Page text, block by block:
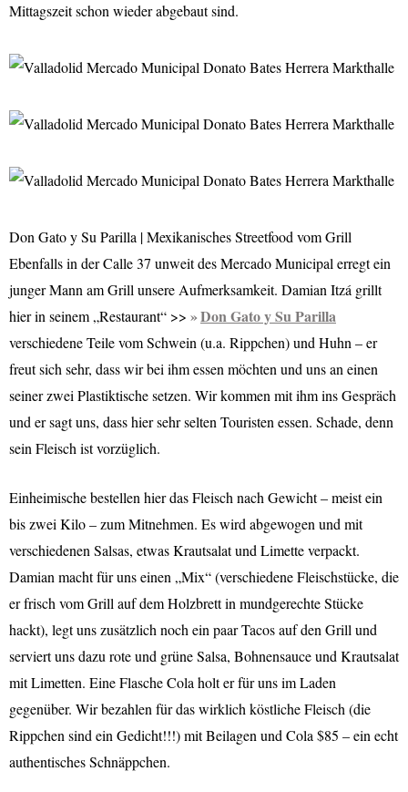
Mittagszeit schon wieder abgebaut sind.
Don Gato y Su Parilla | Mexikanisches Streetfood vom Grill
Ebenfalls in der Calle 37 unweit des Mercado Municipal erregt ein
junger Mann am Grill unsere Aufmerksamkeit. Damian Itzá grillt
hier in seinem „Restaurant“ >>
Don Gato y Su Parilla
verschiedene Teile vom Schwein (u.a. Rippchen) und Huhn – er
freut sich sehr, dass wir bei ihm essen möchten und uns an einen
seiner zwei Plastiktische setzen. Wir kommen mit ihm ins Gespräch
und er sagt uns, dass hier sehr selten Touristen essen. Schade, denn
sein Fleisch ist vorzüglich.
Einheimische bestellen hier das Fleisch nach Gewicht – meist ein
bis zwei Kilo – zum Mitnehmen. Es wird abgewogen und mit
verschiedenen Salsas, etwas Krautsalat und Limette verpackt.
Damian macht für uns einen „Mix“ (verschiedene Fleischstücke, die
er frisch vom Grill auf dem Holzbrett in mundgerechte Stücke
hackt), legt uns zusätzlich noch ein paar Tacos auf den Grill und
serviert uns dazu rote und grüne Salsa, Bohnensauce und Krautsalat
mit Limetten. Eine Flasche Cola holt er für uns im Laden
gegenüber. Wir bezahlen für das wirklich köstliche Fleisch (die
Rippchen sind ein Gedicht!!!) mit Beilagen und Cola $85 – ein echt
authentisches Schnäppchen.